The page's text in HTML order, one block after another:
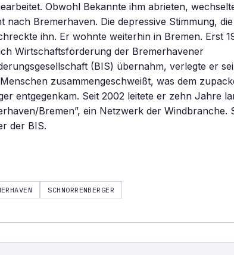
Obwohl Bekannte ihm abrieten,
nach Bremerhaven. Die depressive Stimmung,
ihn. Er wohnte weiterhin in Bremen. Erst
Wirtschaftsförderung der Bremerhavener
(BIS) übernahm, verlegte er
zusammengeschweißt, was dem
entgegenkam. Seit 2002 leitete er zehn Jahre
Bremen”, ein Netzwerk der Windbranche.
der BIS.
SCHNORRENBERGER